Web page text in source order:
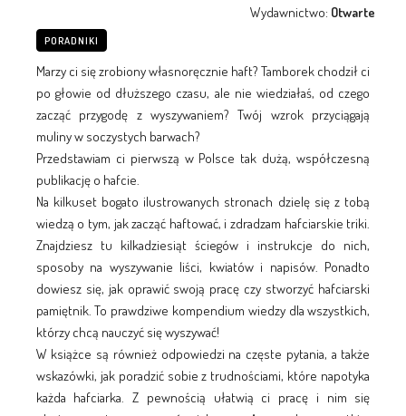
Wydawnictwo: Otwarte
PORADNIKI
Marzy ci się zrobiony własnoręcznie haft? Tamborek chodził ci
po głowie od dłuższego czasu, ale nie wiedziałaś, od czego
zacząć przygodę z wyszywaniem? Twój wzrok przyciągają
muliny w soczystych barwach?
Przedstawiam ci pierwszą w Polsce tak dużą, współczesną
publikację o hafcie.
Na kilkuset bogato ilustrowanych stronach dzielę się z tobą
wiedzą o tym, jak zacząć haftować, i zdradzam hafciarskie triki.
Znajdziesz tu kilkadziesiąt ściegów i instrukcje do nich,
sposoby na wyszywanie liści, kwiatów i napisów. Ponadto
dowiesz się, jak oprawić swoją pracę czy stworzyć hafciarski
pamiętnik. To prawdziwe kompendium wiedzy dla wszystkich,
którzy chcą nauczyć się wyszywać!
W książce są również odpowiedzi na częste pytania, a także
wskazówki, jak poradzić sobie z trudnościami, które napotyka
każda hafciarka. Z pewnością ułatwią ci pracę i nim się